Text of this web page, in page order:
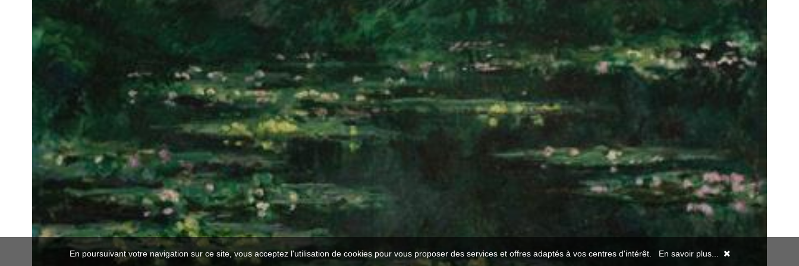
En poursuivant votre navigation sur ce site, vous acceptez l'utilisation de cookies pour vous proposer des services et offres adaptés à vos centres d'intérêt. En savoir plus...